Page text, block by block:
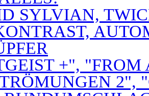
SYLVIAN,
+", "FROM
2",